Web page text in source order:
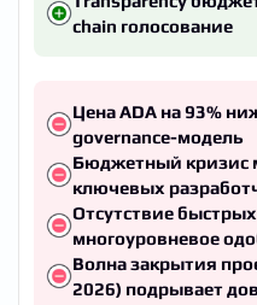
chain голосование
Цена ADA на 93%
governance-модель
Бюджетный кризис
ключевых
Отсутствие
многоуровневое
Волна закрытия
2026) подрывает